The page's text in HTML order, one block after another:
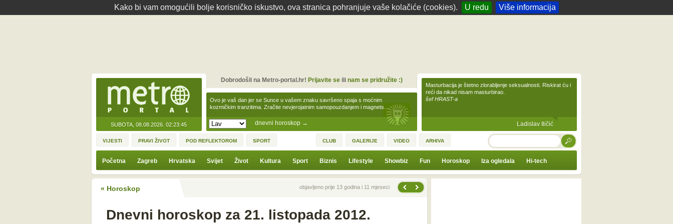
Kako bi vam omogućili bolje korisničko iskustvo, ova stranica pohranjuje vaše kolačiće (cookies). U redu Više informacija
SUBOTA, 08.08.2026. 02:23:45 dnevni horoskop →
Ovo je vaš dan jer se Sunce u vašem znaku savršeno spaja s moćnim
kozmičkim tranzitima. Zračite nevjerojatnim samopouzdanjem i magnets…
Dobrodošli na Metro-portal.hr! Prijavite seili nam se pridružite :)
Masturbacija je štetno zlorabljenje seksualnosti. Riskirat ću i
reći da nikad nisam masturbirao.
šef HRAST-a
Ladislav Iličić
VIJESTI PRAVI ŽIVOT POD REFLEKTOROM SPORT CLUB GALERIJE VIDEO ARHIVA TRAŽI
Početna Zagreb Hrvatska Svijet Život Kultura Sport Biznis Lifestyle Showbiz Fun Horoskop Iza ogledala Hi-tech
« Horoskop Prethodna vijestobjavljeno prije 13 godina i 11 mjeseci
Dnevni horoskop za 21. listopada 2012.